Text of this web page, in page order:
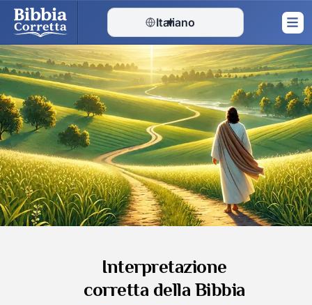
Italiano
▾
Skip
to
content
Interpretazione
corretta della Bibbia